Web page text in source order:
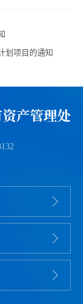
划项目的通知